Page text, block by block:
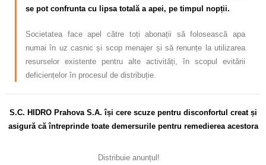
se pot confrunta cu lipsa totală a apei, pe timpul nopții.
Societatea face apel către toți abonații să folosească apa
numai în uz casnic și scop menajer și să renunțe la utilizarea
resurselor existente pentru alte activități, în scopul evitării
deficiențelor în procesul de distribuție.
S.C. HIDRO Prahova S.A. își cere scuze pentru disconfortul creat și
asigură că întreprinde toate demersurile pentru remedierea acestora
Distribuie anunțul!